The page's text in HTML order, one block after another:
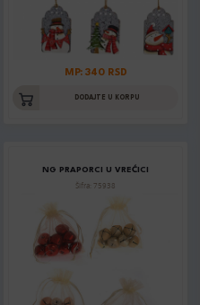
MP: 340 RSD
DODAJTE U KORPU
NG PRAPORCI U VREĆICI
Šifra: 75938